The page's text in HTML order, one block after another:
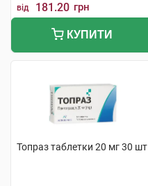
від 181.20 грн
КУПИТИ
Топраз таблетки 20 мг 30 шт